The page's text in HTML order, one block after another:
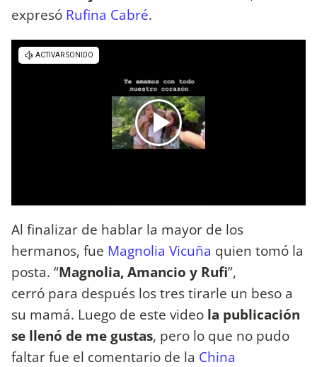
expresó Rufina Cabré.
Al finalizar de hablar la mayor de los
hermanos, fue Magnolia Vicuña quien tomó la
posta. “Magnolia, Amancio y Rufi”,
cerró para después los tres tirarle un beso a
su mamá. Luego de este video la publicación
se llenó de me gustas, pero lo que no pudo
faltar fue el comentario de la China